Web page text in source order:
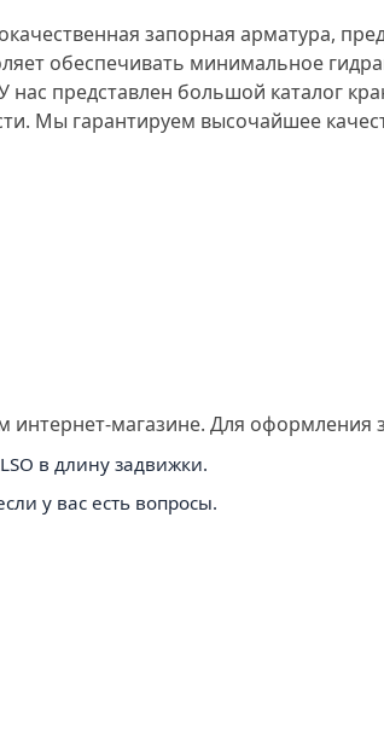
запорная арматура,
обеспечивать минимальное
представлен большой каталог
Мы гарантируем высочайшее
магазине. Для оформления
в длину задвижки.
у вас есть вопросы.